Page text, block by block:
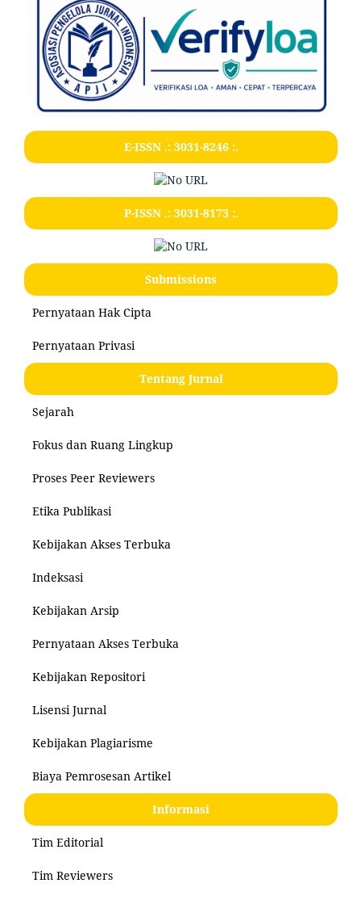
E-ISSN .: 3031-8246:.
P-ISSN .: 3031-8173:.
Submissions
Pernyataan Hak Cipta
Pernyataan Privasi
Tentang Jurnal
Sejarah
Fokus dan Ruang Lingkup
Proses Peer Reviewers
Etika Publikasi
Kebijakan Akses Terbuka
Indeksasi
Kebijakan Arsip
Pernyataan Akses Terbuka
Kebijakan Repositori
Lisensi Jurnal
Kebijakan Plagiarisme
Biaya Pemrosesan Artikel
Informasi
Tim Editorial
Tim Reviewers